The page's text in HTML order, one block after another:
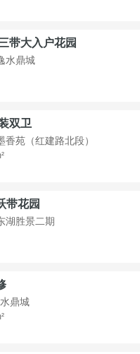
带大入户花园
水鼎城
双卫
苑（红建路北段）
带花园
湖胜景二期
鼎城